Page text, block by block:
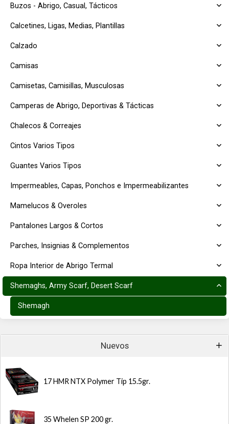
Buzos - Abrigo, Casual, Tácticos
Calcetines, Ligas, Medias, Plantillas
Calzado
Camisas
Camisetas, Camisillas, Musculosas
Camperas de Abrigo, Deportivas & Tácticas
Chalecos & Correajes
Cintos Varios Tipos
Guantes Varios Tipos
Impermeables, Capas, Ponchos e Impermeabilizantes
Mamelucos & Overoles
Pantalones Largos & Cortos
Parches, Insignias & Complementos
Ropa Interior de Abrigo Termal
Shemaghs, Army Scarf, Desert Scarf
Shemagh
Nuevos
17 HMR NTX Polymer Tip 15.5gr.
35 Whelen SP 200 gr.